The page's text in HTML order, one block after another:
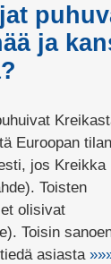
ja
Euroopan
jos Kreikka
Toisten
olisivat
Toisin
asiasta